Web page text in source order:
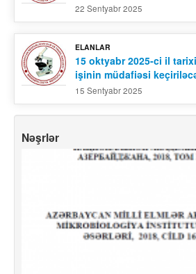
22 Sentyabr 2025
ELANLAR
15 oktyabr 2025-ci il
işinin müdafiəsi
15 Sentyabr 2025
Nəşrlər